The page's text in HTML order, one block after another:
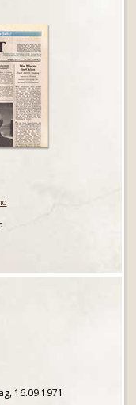
16.09.1971